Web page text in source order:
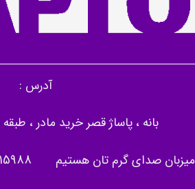
آدرس :
بانه ، پاساژ قصر خرید مادر ، طبقه
میزبان صدای گرم تان هستیم